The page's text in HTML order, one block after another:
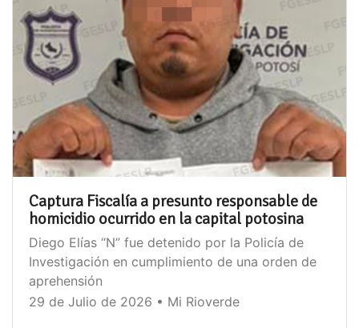
Captura Fiscalía a presunto responsable de
homicidio ocurrido en la capital potosina
Diego Elías “N” fue detenido por la Policía de
Investigación en cumplimiento de una orden de
aprehensión
29 de Julio de 2026 • Mi Rioverde